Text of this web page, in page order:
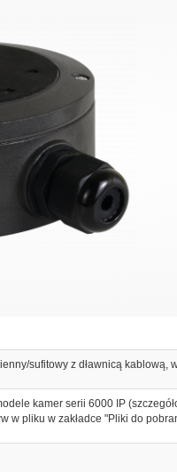
sufitowy z dławnicą kablową,
kamer serii 6000 IP
w pliku w zakładce "Pliki do